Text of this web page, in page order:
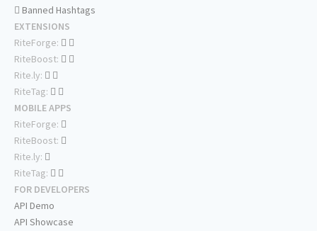
Banned Hashtags
EXTENSIONS
RiteForge:
RiteBoost:
Rite.ly:
RiteTag:
MOBILE APPS
RiteForge:
RiteBoost:
Rite.ly:
RiteTag:
FOR DEVELOPERS
API Demo
API Showcase